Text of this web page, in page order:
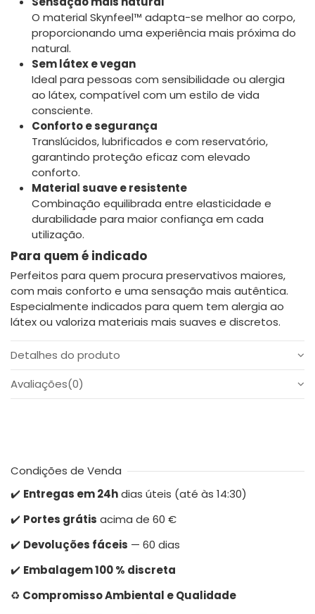
O material Skynfeel™ adapta-se melhor ao corpo,
proporcionando uma experiência mais próxima do
natural.
Sem látex e vegan
Ideal para pessoas com sensibilidade ou alergia
ao látex, compatível com um estilo de vida
consciente.
Conforto e segurança
Translúcidos, lubrificados e com reservatório,
garantindo proteção eficaz com elevado
conforto.
Material suave e resistente
Combinação equilibrada entre elasticidade e
durabilidade para maior confiança em cada
utilização.
Para quem é indicado
Perfeitos para quem procura preservativos maiores,
com mais conforto e uma sensação mais autêntica.
Especialmente indicados para quem tem alergia ao
látex ou valoriza materiais mais suaves e discretos.
Detalhes do produto
Avaliações(0)
Condições de Venda
✔️ Entregas em 24hdias úteis (até às 14:30)
✔️ Portes grátis acima de 60 €
✔️ Devoluções fáceis — 60 dias
✔️ Embalagem 100 % discreta
♻️ Compromisso Ambiental e Qualidade